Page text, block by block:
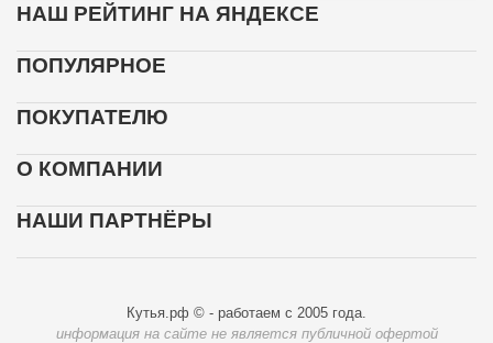
НАШ РЕЙТИНГ НА ЯНДЕКСЕ
ПОПУЛЯРНОЕ
ПОКУПАТЕЛЮ
О КОМПАНИИ
НАШИ ПАРТНЁРЫ
Кутья.рф © - работаем с 2005 года.
информация на сайте не является публичной офертой